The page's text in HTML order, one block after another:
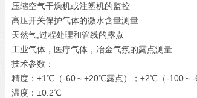
压缩空气干燥机或注塑机的监控
高压开关保护气体的微水含量测量
天然气 过程处理和管线的露点
工业气体，医疗气体，冶金气氛的露点测量
技术参数：
精度：±1℃（-60～+20℃露点）；±2℃（-100～-
温度：±0.2℃